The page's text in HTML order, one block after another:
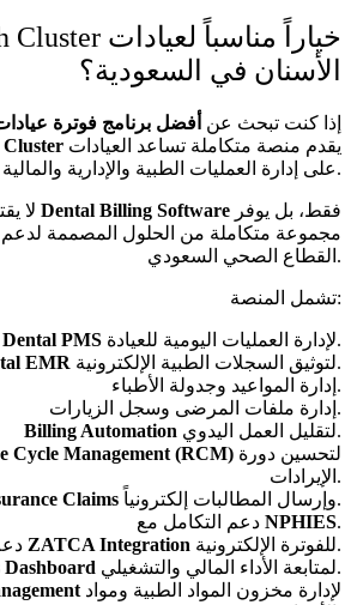
الأسنان في السعودية؟
إذا كنت تبحث عن أفضل برنامج فوترة
على إدارة العمليات الطبية والإدارية والمالية من مكان واحد.
Dental Billing Software
مجموعة متكاملة من الحلول المصممة
القطاع الصحي السعودي.
تشمل المنصة:
Dental PMS
لإدارة العمليات اليومية للعيادة.
EMR
لتوثيق السجلات الطبية الإلكترونية.
إدارة المواعيد وجدولة الأطباء.
إدارة ملفات المرضى وسجل الزيارات.
Billing Automation
لتقليل العمل اليدوي.
Cycle Management (RCM)
الإيرادات.
Claims
وإرسال المطالبات إلكترونياً.
NPHIES.
ZATCA Integration
للفوترة الإلكترونية.
لمتابعة الأداء المالي والتشغيلي.